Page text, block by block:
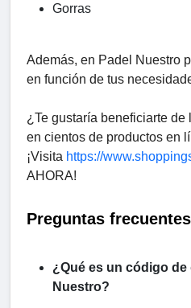
Gorras
Además, en Padel Nuestro
en función de tus
¿Te gustaría beneficiarte
en cientos de productos en
¡Visita https://
AHORA!
Preguntas
¿Qué es un código de
Nuestro?